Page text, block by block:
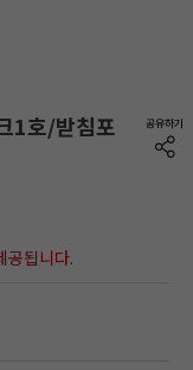
1호/받침포
공됩니다.